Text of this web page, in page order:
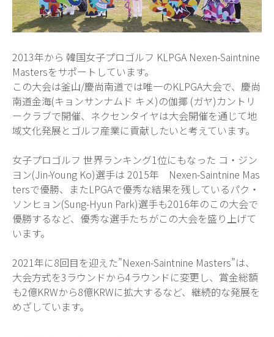
2013年から 韓国女子プロゴルフ KLPGA Nexen-Saintnine
Mastersをサポートしています。
この大会は釜山/慶尚南道では唯一のKLPGA大会で、慶尚
南道金海(キョンサンナムド キメ)の伽揶 (ガヤ)カントリ
ークラブで開催、ネクセンタイヤは大会開催を通じて地
域文化発展とゴルフ産業に貢献したいと考えています。
女子プロゴルフ 世界ランキング1位にもなった コ・ジン
ヨン(Jin-Young Ko)選手は 2015年 Nexen-Saintnine Mas
tersで優勝、またLPGAで優秀な結果を残しているパク・
ソンヒョン(Sung-Hyun Park)選手も2016年のこの大会で
優勝するなど、優秀な選手たちがこの大会を盛り上げて
います。
2021年に8回目を迎えた”Nexen-Saintnine Masters”は、
大会方式を3ラウンドから4ラウンドに変更し、賞金総額
も2億KRWから8億KRWに拡大するなど、継続的な発展を
めざしています。